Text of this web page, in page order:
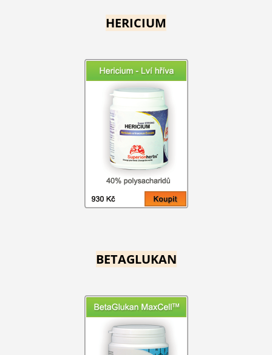
HERICIUM
BETAGLUKAN